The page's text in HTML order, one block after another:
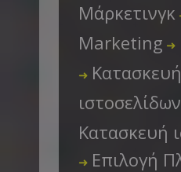
Μάρκετινγκ
Marketing ➜
➜ Κατασκευή
ιστοσελίδων
Κατασκευή
➜ Επιλογή